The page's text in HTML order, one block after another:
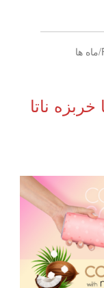
خربزه ناتا